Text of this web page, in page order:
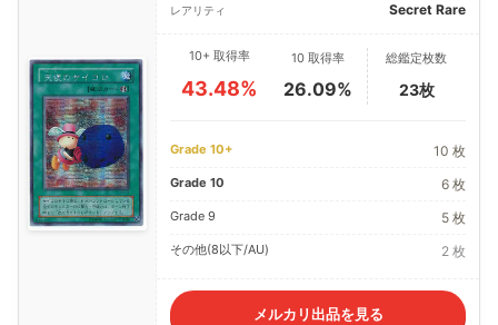
レアリティ Secret Rare
10+ 取得率
43.48%
10 取得率
26.09%
総鑑定枚数
23枚
Grade 10+ 10 枚
Grade 10 6 枚
Grade 9 5 枚
その他(8以下/AU) 2 枚
メルカリ出品を見る